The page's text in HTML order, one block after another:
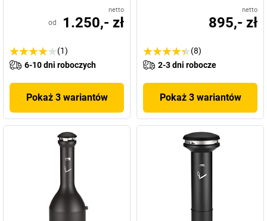
netto
od 1.250,- zł
(1)
6-10 dni roboczych
Pokaż 3 wariantów
netto
895,- zł
(8)
2-3 dni robocze
Pokaż 3 wariantów